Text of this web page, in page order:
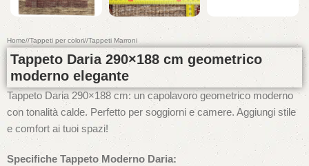
Home/ Tappeti per colori/ Tappeti Marroni
Tappeto Daria 290×188 cm geometrico
moderno elegante
Tappeto Daria 290×188 cm: un capolavoro geometrico moderno
con tonalità calde. Perfetto per soggiorni e camere. Aggiungi stile
e comfort ai tuoi spazi!
Specifiche Tappeto Moderno Daria: